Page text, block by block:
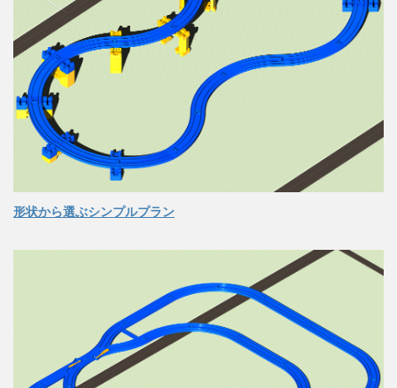
形状から選ぶシンプルプラン